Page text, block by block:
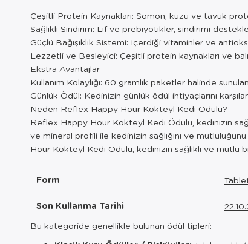
Çeşitli Protein Kaynakları: Somon, kuzu ve tavuk
Sağlıklı Sindirim: Lif ve prebiyotikler, sindirimi
Güçlü Bağışıklık Sistemi: İçerdiği vitaminler ve
Lezzetli ve Besleyici: Çeşitli protein kaynakları ve
Ekstra Avantajlar
Kullanım Kolaylığı: 60 gramlık paketler halinde
Günlük Ödül: Kedinizin günlük ödül ihtiyaçlarını
Neden Reflex Happy Hour Kokteyl Kedi Ödülü?
Reflex Happy Hour Kokteyl Kedi Ödülü, kedinizin
ve mineral profili ile kedinizin sağlığını ve
Hour Kokteyl Kedi Ödülü, kedinizin sağlıklı ve mutlu
Form
Son Kullanma Tarihi
Bu kategoride genellikle bulunan ödül tipleri: